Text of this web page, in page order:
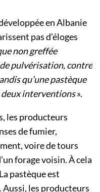
en Albanie
pas d’éloges
non greffée
pulvérisation, contre
qu’une pastèque
deux interventions».
les producteurs
de fumier,
voire de tours
forage voisin. À cela
pastèque est
Aussi, les producteurs